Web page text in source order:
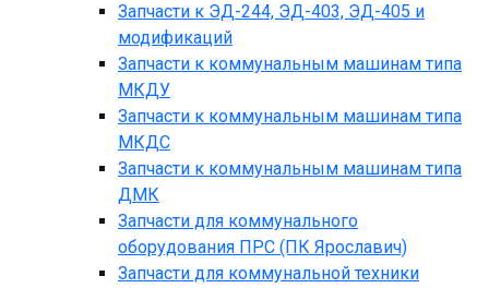
Запчасти к ЭД-244, ЭД-403, ЭД-405 и
модификаций
Запчасти к коммунальным машинам типа
МКДУ
Запчасти к коммунальным машинам типа
МКДС
Запчасти к коммунальным машинам типа
ДМК
Запчасти для коммунального
оборудования ПРС (ПК Ярославич)
Запчасти для коммунальной техники